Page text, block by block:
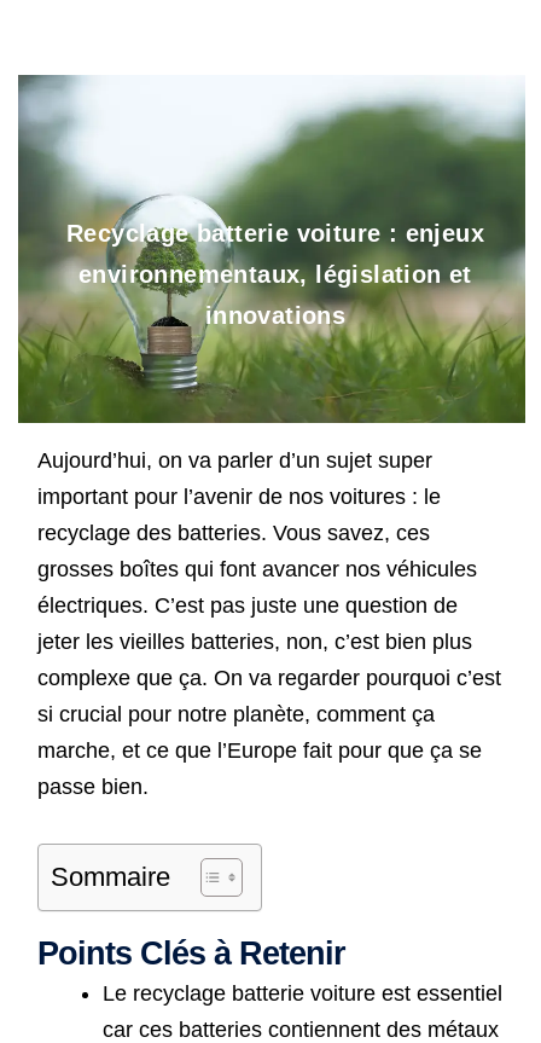
Recyclage batterie voiture : enjeux
environnementaux, législation et
innovations
Aujourd’hui, on va parler d’un sujet super
important pour l’avenir de nos voitures : le
recyclage des batteries. Vous savez, ces
grosses boîtes qui font avancer nos véhicules
électriques. C’est pas juste une question de
jeter les vieilles batteries, non, c’est bien plus
complexe que ça. On va regarder pourquoi c’est
si crucial pour notre planète, comment ça
marche, et ce que l’Europe fait pour que ça se
passe bien.
Sommaire
Points Clés à Retenir
Le recyclage batterie voiture est essentiel
car ces batteries contiennent des métaux